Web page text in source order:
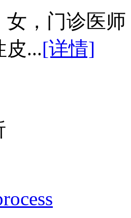
女，门诊医
皮...[详情]